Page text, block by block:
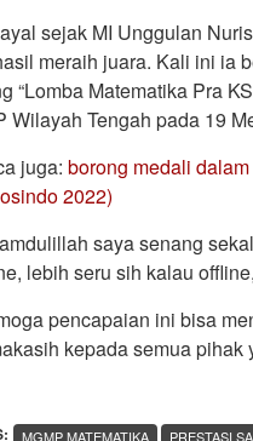
sejak MI Unggulan
meraih juara. Kali ini ia
“Lomba Matematika Pra
Wilayah Tengah pada 19
juga: borong medali
2022)
saya senang
lebih seru sih kalau
pencapaian ini bisa
kepada semua pihak
MGMP MATEMATIKA PRESTASI